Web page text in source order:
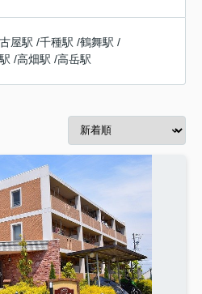
屋駅 /千種駅 /鶴舞駅 /
/高畑駅 /高岳駅